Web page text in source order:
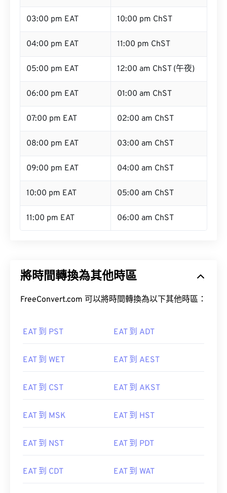
03:00 pm EAT 10:00 pm ChST
04:00 pm EAT 11:00 pm ChST
05:00 pm EAT 12:00 am ChST (午夜)
06:00 pm EAT 01:00 am ChST
07:00 pm EAT 02:00 am ChST
08:00 pm EAT 03:00 am ChST
09:00 pm EAT 04:00 am ChST
10:00 pm EAT 05:00 am ChST
11:00 pm EAT 06:00 am ChST
將時間轉換為其他時區
FreeConvert.com 可以將時間轉換為以下其他時區：
EAT 到 PST EAT 到 ADT
EAT 到 WET EAT 到 AEST
EAT 到 CST EAT 到 AKST
EAT 到 MSK EAT 到 HST
EAT 到 NST EAT 到 PDT
EAT 到 CDT EAT 到 WAT